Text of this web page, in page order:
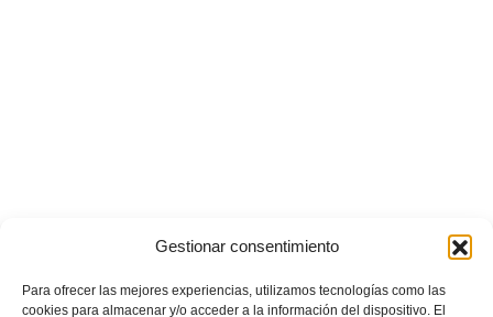
Gestionar consentimiento
Para ofrecer las mejores experiencias, utilizamos tecnologías como las
cookies para almacenar y/o acceder a la información del dispositivo. El